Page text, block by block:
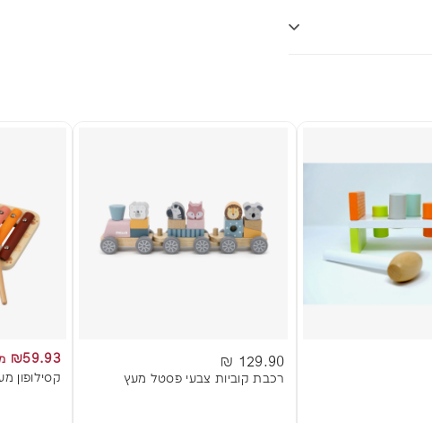
129.90 ₪
רכבת קוביות צבעי פסטל מעץ
₪59.93
קסילופון